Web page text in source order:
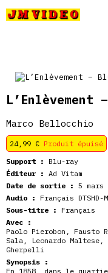
L’Enlèvement
Marco Bellocchio
24,99 € Produit épuisé
Support : Blu-ray
Éditeur : Ad Vitam
Date de sortie : 5 mars
Audio : Français
Sous-titre : Français
Avec :
Paolo Pierobon, Fausto
Sala, Leonardo
Gherpelli
Synopsis :
En 1858, dans le